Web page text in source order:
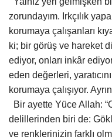
zorundayım. Irkçılık
korumaya çalışanları
ki; bir görüş ve hareket
ediyor, onları inkâr
eden değerleri,
korumaya çalışıyor.
Bir ayette Yüce Allah:
delillerinden biri de:
ve renklerinizin farklı